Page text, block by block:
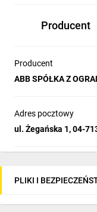
Producent
Producent
ABB SPÓŁKA Z
Adres pocztowy
ul. Żegańska 1, 04-
PLIKI I